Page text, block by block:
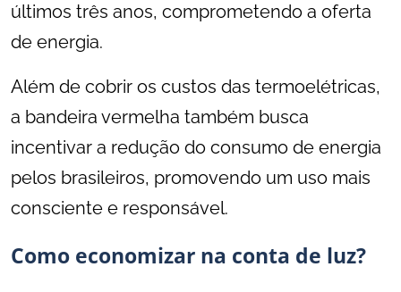
últimos três anos, comprometendo a oferta
de energia.
Além de cobrir os custos das termoelétricas,
a bandeira vermelha também busca
incentivar a redução do consumo de energia
pelos brasileiros, promovendo um uso mais
consciente e responsável.
Como economizar na conta de luz?